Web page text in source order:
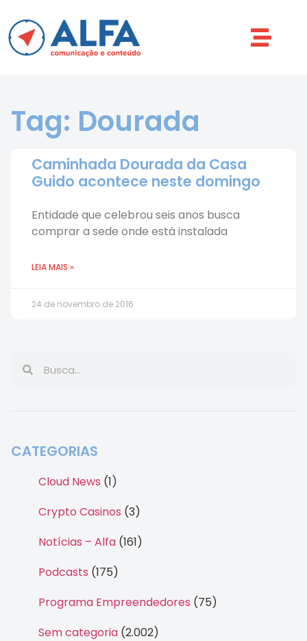
Tag: Dourada
Caminhada Dourada da Casa
Guido acontece neste domingo
Entidade que celebrou seis anos busca
comprar a sede onde está instalada
LEIA MAIS »
24 de novembro de 2016
CATEGORIAS
Cloud News (1)
Crypto Casinos (3)
Notícias – Alfa (161)
Podcasts (175)
Programa Empreendedores (75)
Sem categoria (2.002)